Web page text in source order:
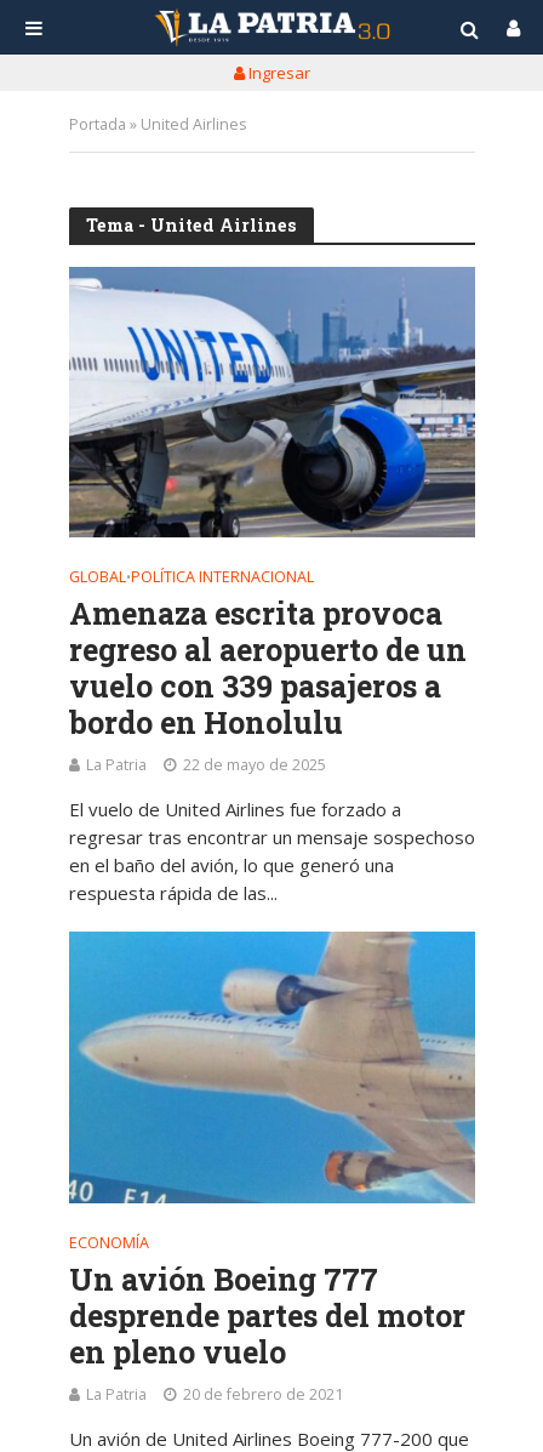
Ingresar
Portada » United Airlines
Tema - United Airlines
GLOBAL•POLÍTICA INTERNACIONAL
Amenaza escrita provoca
regreso al aeropuerto de un
vuelo con 339 pasajeros a
bordo en Honolulu
La Patria 22 de mayo de 2025
El vuelo de United Airlines fue forzado a
regresar tras encontrar un mensaje sospechoso
en el baño del avión, lo que generó una
respuesta rápida de las...
ECONOMÍA
Un avión Boeing 777
desprende partes del motor
en pleno vuelo
La Patria 20 de febrero de 2021
Un avión de United Airlines Boeing 777-200 que